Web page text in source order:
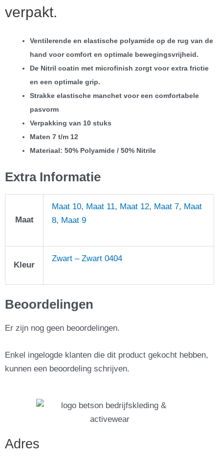
verpakt.
Ventilerende en elastische polyamide op de rug van de
hand voor comfort en optimale bewegingsvrijheid.
De Nitril coatin met microfinish zorgt voor extra frictie
en een optimale grip.
Strakke elastische manchet voor een comfortabele
pasvorm
Verpakking van 10 stuks
Maten 7 t/m 12
Materiaal: 50% Polyamide / 50% Nitrile
Extra Informatie
Maat
Maat 10, Maat 11, Maat 12, Maat 7, Maat
8, Maat 9
Kleur
Zwart – Zwart 0404
Beoordelingen
Er zijn nog geen beoordelingen.
Enkel ingelogde klanten die dit product gekocht hebben,
kunnen een beoordeling schrijven.
Adres